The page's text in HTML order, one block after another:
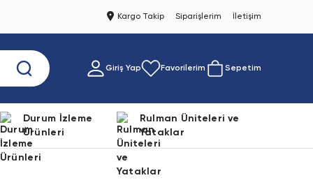
Kargo Takip Siparişlerim İletişim
Giriş Yap Favorilerim Sepetim
Durum İzleme
Ürünleri
Rulman Üniteleri ve
Yataklar